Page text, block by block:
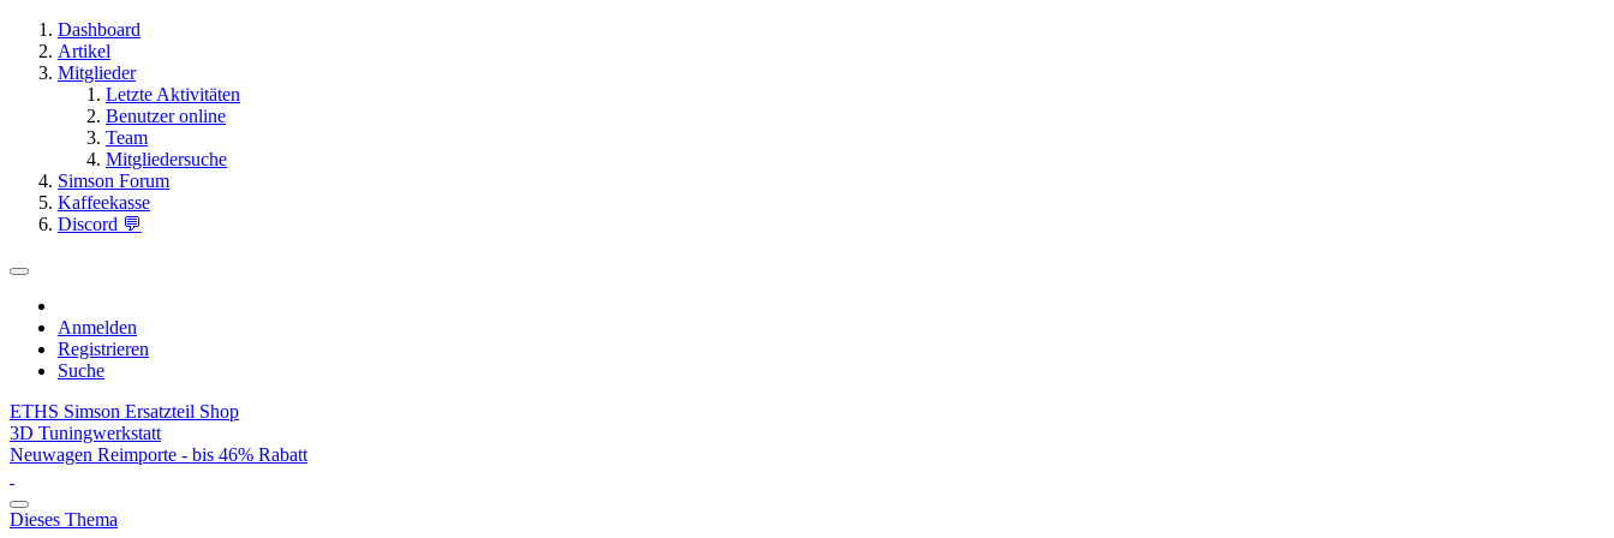
Dashboard
Artikel
Mitglieder
Letzte Aktivitäten
Benutzer online
Team
Mitgliedersuche
Simson Forum
Kaffeekasse
Discord 💬
Anmelden
Registrieren
Suche
ETHS Simson Ersatzteil Shop
3D Tuningwerkstatt
Neuwagen Reimporte - bis 46% Rabatt
Dieses Thema